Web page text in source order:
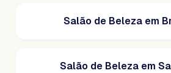
Salão de Beleza em
Salão de Beleza em